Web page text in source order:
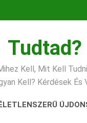
Tudtad?
Kell, Mit Kell
Kell? Kérdések És